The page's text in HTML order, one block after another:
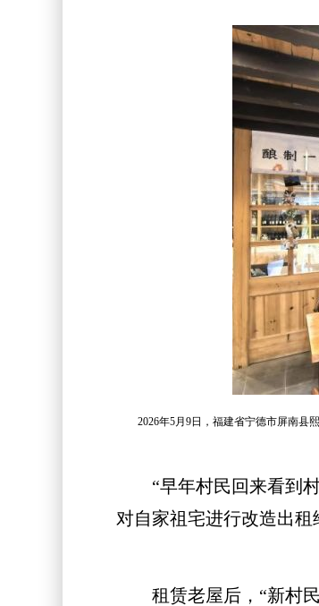
2026年5月9日，福建省宁德市屏南县
“早年村民回来看到村
对自家祖宅进行改造出租
租赁老屋后，“新村民”